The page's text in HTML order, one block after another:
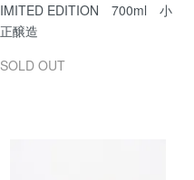
IMITED EDITION 700ml 小
正醸造
SOLD OUT